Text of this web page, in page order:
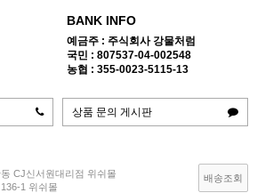
BANK INFO
예금주 : 주식회사 강물처럼
국민 : 807537-04-002548
농협 : 355-0023-5115-13
상품 문의 게시판
CJ신서원대리점 위쉬몰
1 위쉬몰
배송조회